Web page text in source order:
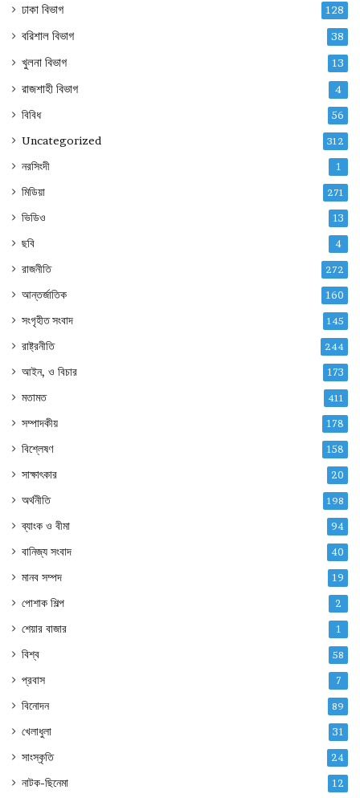
ঢাকা বিভাগ 128
বরিশাল বিভাগ 38
খুলনা বিভাগ 13
রাজশাহী বিভাগ 4
বিবিধ 56
Uncategorized 312
নরসিংদী 1
মিডিয়া 271
ভিডিও 13
ছবি 4
রাজনীতি 272
আন্তর্জাতিক 160
সংগৃহীত সংবাদ 145
রাষ্ট্রনীতি 244
আইন, ও বিচার 173
মতামত 411
সম্পাদকীয় 178
বিশ্লেষণ 158
সাক্ষাৎকার 20
অর্থনীতি 198
ব্যাংক ও বীমা 94
বানিজ্য সংবাদ 40
মানব সম্পদ 19
পোশাক শিল্প 2
শেয়ার বাজার 1
বিশ্ব 58
প্রবাস 7
বিনোদন 89
খেলাধুলা 31
সাংস্কৃতি 24
নাটক-ছিনেমা 12